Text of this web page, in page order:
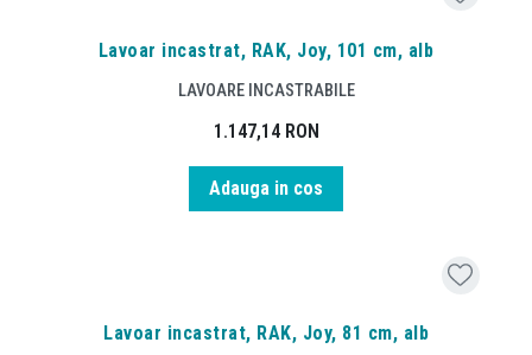
Lavoar incastrat, RAK, Joy, 101 cm, alb
LAVOARE INCASTRABILE
1.147,14 RON
Adauga in cos
Lavoar incastrat, RAK, Joy, 81 cm, alb